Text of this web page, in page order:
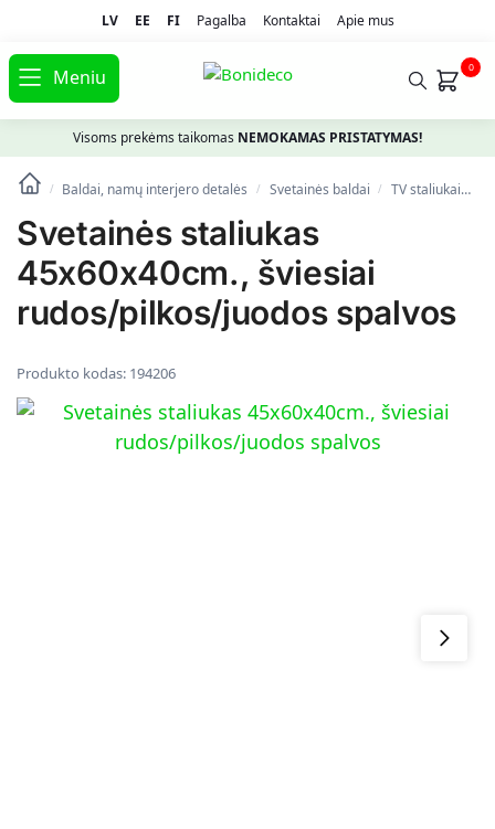
LV EE FI Pagalba Kontaktai Apie mus
Meniu 0
Visoms prekėms taikomas NEMOKAMAS PRISTATYMAS!
/ Baldai, namų interjero detalės / Svetainės baldai / TV staliukai
Svetainės staliukas
45x60x40cm., šviesiai
rudos/pilkos/juodos spalvos
Produkto kodas: 194206